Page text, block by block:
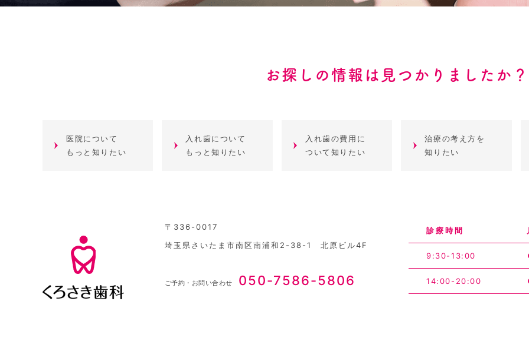
お探しの情報は見つかりましたか？
医院について
もっと知りたい
入れ歯について
もっと知りたい
入れ歯の費用に
ついて知りたい
治療の考え方を
知りたい
〒336-0017
埼玉県さいたま市南区南浦和2-38-1 北原ビル4F
ご予約・お問い合わせ 050-7586-5806
診療時間
9:30-13:00
14:00-20:00